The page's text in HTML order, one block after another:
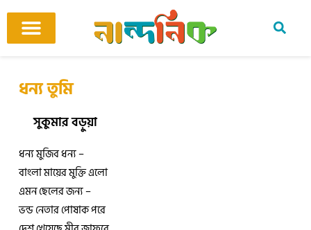
content
ধন্য তুমি
সুকুমার বড়ুয়া
ধন্য মুজিব ধন্য –
বাংলা মায়ের মুক্তি এলো
এমন ছেলের জন্য –
ভন্ড নেতার পোষাক পরে